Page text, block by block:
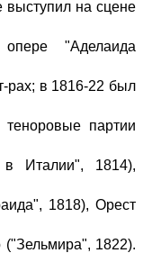
на сцене
"Аделаида
рах; в 1816-22 был
партии
Италии", 1814),
1818), Орест
1822).